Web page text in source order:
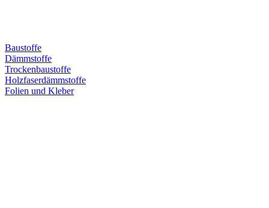
Baustoffe
Dämmstoffe
Trockenbaustoffe
Holzfaserdämmstoffe
Folien und Kleber